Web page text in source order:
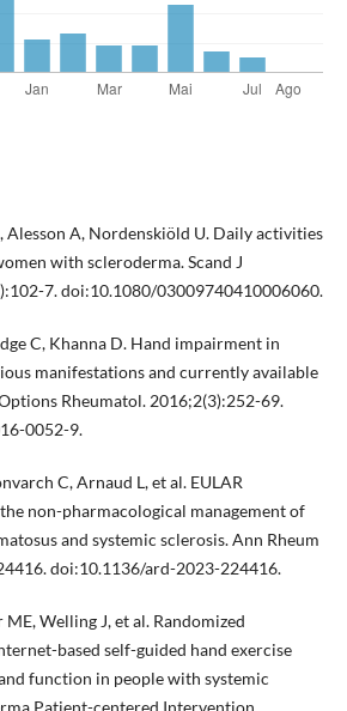
Alesson A, Nordenskiöld U. Daily activities
with scleroderma. Scand J
7. doi:10.1080/03009740410006060.
C, Khanna D. Hand impairment in
manifestations and currently available
Rheumatol. 2016;2(3):252-69.
0052-9.
C, Arnaud L, et al. EULAR
non-pharmacological management of
and systemic sclerosis. Ann Rheum
doi:10.1136/ard-2023-224416.
Welling J, et al. Randomized
based self-guided hand exercise
function in people with systemic